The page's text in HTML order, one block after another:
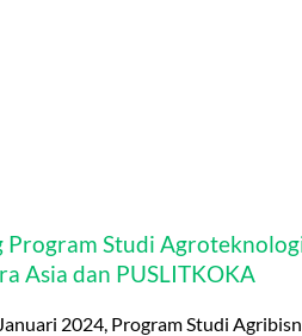
Program Studi
Asia dan PUSLITKOKA
2024, Program Studi